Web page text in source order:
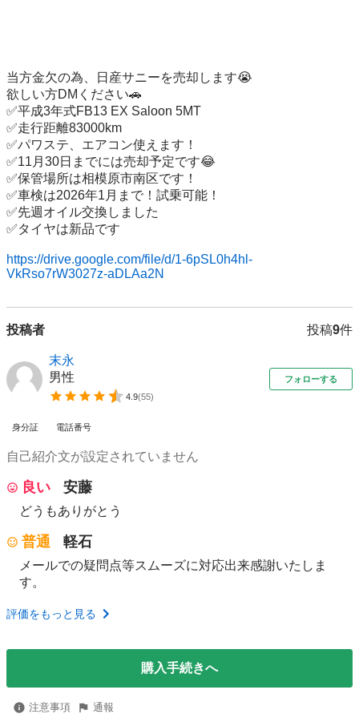
当方金欠の為、日産サニーを売却します😭
欲しい方DMください🚗
✅平成3年式FB13 EX Saloon 5MT
✅走行距離83000km
✅パワステ、エアコン使えます！
✅11月30日までには売却予定です😂
✅保管場所は相模原市南区です！
✅車検は2026年1月まで！試乗可能！
✅先週オイル交換しました
✅タイヤは新品です
https://drive.google.com/file/d/1-6pSL0h4hl-
VkRso7rW3027z-aDLAa2N
投稿者 投稿9件
末永
男性
4.9(55)
フォローする
身分証 電話番号
自己紹介文が設定されていません
良い 安藤
どうもありがとう
普通 軽石
メールでの疑問点等スムーズに対応出来感謝いたしま
す。
評価をもっと見る
購入手続きへ
注意事項 通報